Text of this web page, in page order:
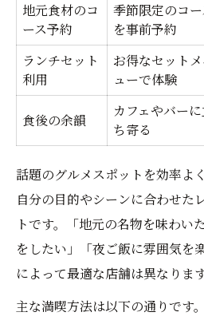
地元食材のコ
ース予約
季節限定のコー
を事前予約
ランチセット
利用
お得なセット
ューで体験
食後の余韻
カフェやバー
ち寄る
話題のグルメスポットを効率よ
自分の目的やシーンに合わせた
トです。「地元の名物を味わい
をしたい」「夜ご飯に雰囲気を
によって最適な店舗は異なります
主な満喫方法は以下の通りです。